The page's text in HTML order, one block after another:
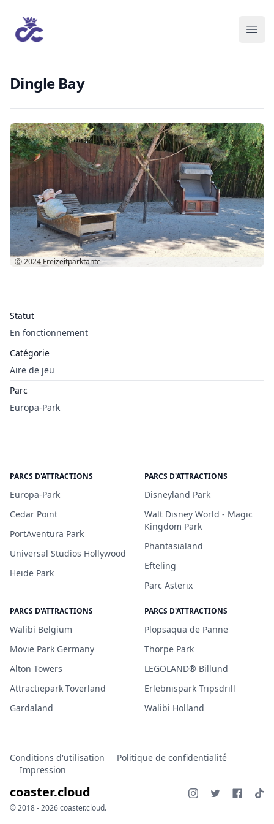
Dingle Bay
Statut
En fonctionnement
Catégorie
Aire de jeu
Parc
Europa-Park
Ⓒ 2024 Freizeitparktante
PARCS D'ATTRACTIONS
Europa-Park
Cedar Point
PortAventura Park
Universal Studios Hollywood
Heide Park
PARCS D'ATTRACTIONS
Disneyland Park
Walt Disney World - Magic
Kingdom Park
Phantasialand
Efteling
Parc Asterix
PARCS D'ATTRACTIONS
Walibi Belgium
Movie Park Germany
Alton Towers
Attractiepark Toverland
Gardaland
PARCS D'ATTRACTIONS
Plopsaqua de Panne
Thorpe Park
LEGOLAND® Billund
Erlebnispark Tripsdrill
Walibi Holland
Conditions d'utilisation
Politique de confidentialité
Impression
coaster.cloud
© 2018 - 2026 coaster.cloud.